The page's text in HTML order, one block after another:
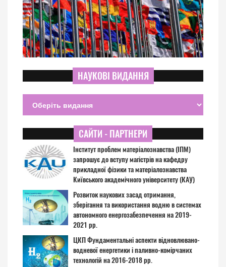
НАУКОВІ ВИДАННЯ
САЙТИ - ПАРТНЕРИ
Інститут проблем матеріалознавства (ІПМ)
запрошує до вступу магістрів на кафедру
прикладної фізики та матеріалознавства
Київського академічного університету (КАУ)
Розвиток наукових засад отримання,
зберігання та використання водню в системах
автономного енергозабезпечення на 2019-
2021 рр.
ЦКП Фундаментальні аспекти відновлювано-
водневої енергетики і паливно-комірчаних
технологій на 2016-2018 рр.